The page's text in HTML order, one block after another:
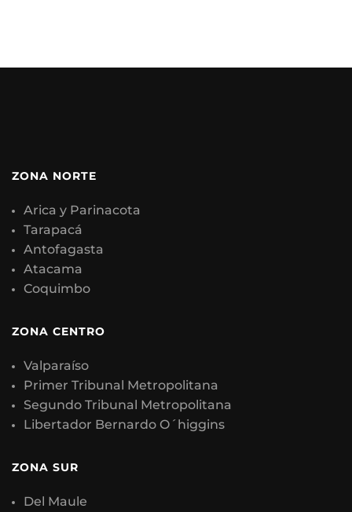
ZONA NORTE
Arica y Parinacota
Tarapacá
Antofagasta
Atacama
Coquimbo
ZONA CENTRO
Valparaíso
Primer Tribunal Metropolitana
Segundo Tribunal Metropolitana
Libertador Bernardo O´higgins
ZONA SUR
Del Maule